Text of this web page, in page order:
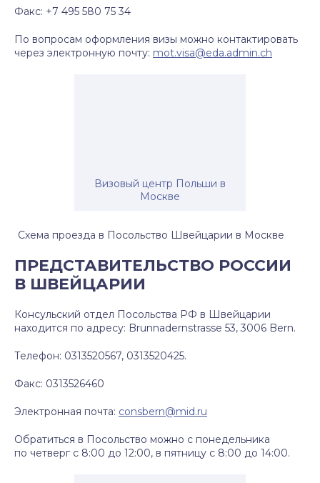
Факс: +7 495 580 75 34
По вопросам оформления визы можно контактировать
через электронную почту: mot.visa@eda.admin.ch
Визовый центр Польши в
Москве
Схема проезда в Посольство Швейцарии в Москве
ПРЕДСТАВИТЕЛЬСТВО РОССИИ
В ШВЕЙЦАРИИ
Консульский отдел Посольства РФ в Швейцарии
находится по адресу: Brunnadernstrasse 53, 3006 Bern.
Телефон: 0313520567, 0313520425.
Факс: 0313526460
Электронная почта: consbern@mid.ru
Обратиться в Посольство можно с понедельника
по четверг с 8:00 до 12:00, в пятницу с 8:00 до 14:00.